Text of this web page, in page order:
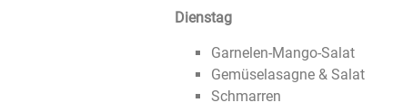
Dienstag
Garnelen-Mango-Salat
Gemüselasagne & Salat
Schmarren